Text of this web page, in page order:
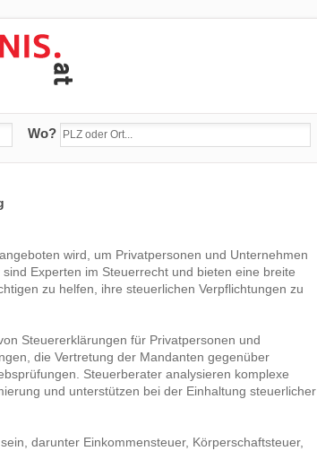
Wo?
wird, um Privatpersonen und Unternehmen
Experten im Steuerrecht und bieten eine breite
zu helfen, ihre steuerlichen Verpflichtungen zu
Steuererklärungen für Privatpersonen und
die Vertretung der Mandanten gegenüber
Steuerberater analysieren komplexe
und unterstützen bei der Einhaltung steuerlicher
darunter Einkommensteuer, Körperschaftsteuer,